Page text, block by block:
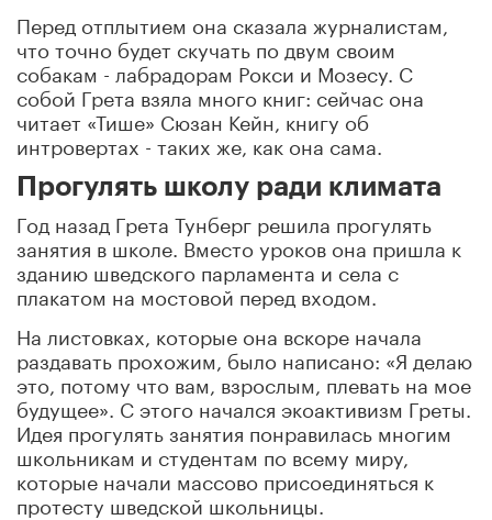
Перед отплытием она сказала журналистам,
что точно будет скучать по двум своим
собакам - лабрадорам Рокси и Мозесу. С
собой Грета взяла много книг: сейчас она
читает «Тише» Сюзан Кейн, книгу об
интровертах - таких же, как она сама.
Прогулять школу ради климата
Год назад Грета Тунберг решила прогулять
занятия в школе. Вместо уроков она пришла к
зданию шведского парламента и села с
плакатом на мостовой перед входом.
На листовках, которые она вскоре начала
раздавать прохожим, было написано: «Я делаю
это, потому что вам, взрослым, плевать на мое
будущее». С этого начался экоактивизм Греты.
Идея прогулять занятия понравилась многим
школьникам и студентам по всему миру,
которые начали массово присоединяться к
протесту шведской школьницы.